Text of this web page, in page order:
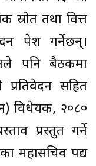
स्रोत तथा वित्त
पेश गर्नेछन्।
पनि बैठकमा
प्रतिवेदन सहित
विधेयक, २०८०
प्रस्तुत गर्ने
महासचिव पद्य